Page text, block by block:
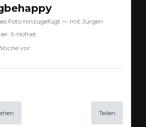
Foto hinzugefügt — mit Jürgen
Il-Hofriet.
vor
Teilen